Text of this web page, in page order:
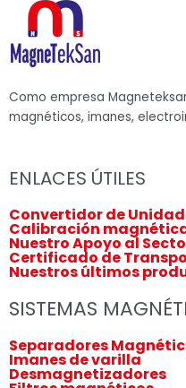
Como empresa
magnéticos, imanes,
ENLACES ÚTILES
Convertidor de
Calibración
Nuestro Apoyo al
Certificado de
Nuestros últimos
SISTEMAS
Separadores
Imanes de varilla
Desmagnetizadores